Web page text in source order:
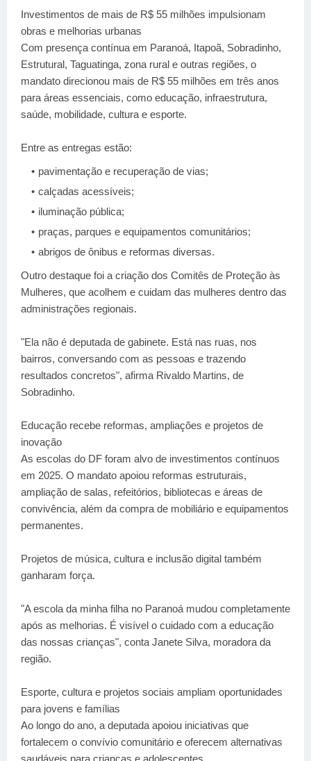
Investimentos de mais de R$ 55 milhões impulsionam
obras e melhorias urbanas
Com presença contínua em Paranoá, Itapoã, Sobradinho,
Estrutural, Taguatinga, zona rural e outras regiões, o
mandato direcionou mais de R$ 55 milhões em três anos
para áreas essenciais, como educação, infraestrutura,
saúde, mobilidade, cultura e esporte.
Entre as entregas estão:
pavimentação e recuperação de vias;
calçadas acessíveis;
iluminação pública;
praças, parques e equipamentos comunitários;
abrigos de ônibus e reformas diversas.
Outro destaque foi a criação dos Comitês de Proteção às
Mulheres, que acolhem e cuidam das mulheres dentro das
administrações regionais.
"Ela não é deputada de gabinete. Está nas ruas, nos
bairros, conversando com as pessoas e trazendo
resultados concretos", afirma Rivaldo Martins, de
Sobradinho.
Educação recebe reformas, ampliações e projetos de
inovação
As escolas do DF foram alvo de investimentos contínuos
em 2025. O mandato apoiou reformas estruturais,
ampliação de salas, refeitórios, bibliotecas e áreas de
convivência, além da compra de mobiliário e equipamentos
permanentes.
Projetos de música, cultura e inclusão digital também
ganharam força.
"A escola da minha filha no Paranoá mudou completamente
após as melhorias. É visível o cuidado com a educação
das nossas crianças", conta Janete Silva, moradora da
região.
Esporte, cultura e projetos sociais ampliam oportunidades
para jovens e famílias
Ao longo do ano, a deputada apoiou iniciativas que
fortalecem o convívio comunitário e oferecem alternativas